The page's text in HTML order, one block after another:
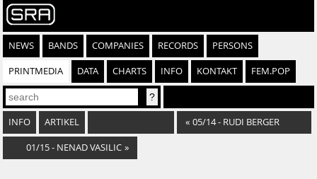
NEWS BANDS COMPANIES RECORDS PERSONS
PRINTMEDIA DATA CHARTS INFO KONTAKT FEM.POP
INFO ARTIKEL « 05/14 - RUDI BERGER
01/15 - NENAD VASILIC »